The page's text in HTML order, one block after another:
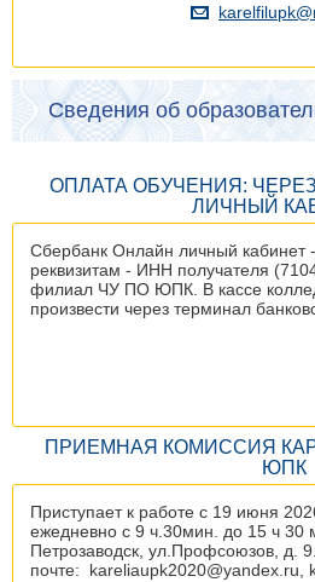
Сведения об
ОПЛАТА ОБУЧЕНИЯ:
ЛИЧНЫЙ
Сбербанк Онлайн личный кабинет
реквизитам - ИНН получателя
филиал ЧУ ПО ЮПК. В кассе
произвести через терминал
ПРИЕМНАЯ КОМИССИЯ
ЮПК
Приступает к работе с 19 июня
ежедневно с 9 ч.30мин. до 15 ч 30
Петрозаводск, ул.Профсоюзов, д.
почте: kareliaupk2020@yandex.ru,